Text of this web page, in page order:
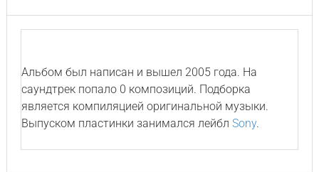
Альбом был написан и вышел 2005 года. На
саундтрек попало 0 композиций. Подборка
является компиляцией оригинальной музыки.
Выпуском пластинки занимался лейбл Sony.